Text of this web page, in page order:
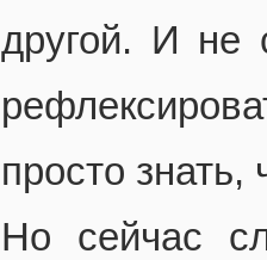
другой. И не
просто знать,
Но сейчас